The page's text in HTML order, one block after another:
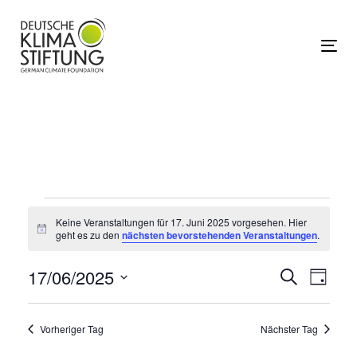
überspringen
primären
Navigation
springen
Veranstaltungen
für
17.
Hinweis
Keine Veranstaltungen für 17. Juni 2025 vorgesehen. Hier
geht es zu den nächsten bevorstehenden Veranstaltungen.
SucheTag
17/06/2025
Datum
wählen.
Vorheriger Tag Nächster Tag